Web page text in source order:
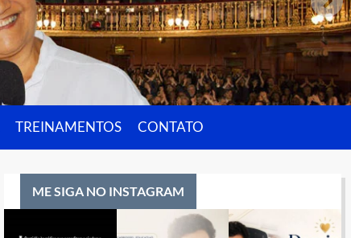
TREINAMENTOS CONTATO
ME SIGA NO INSTAGRAM